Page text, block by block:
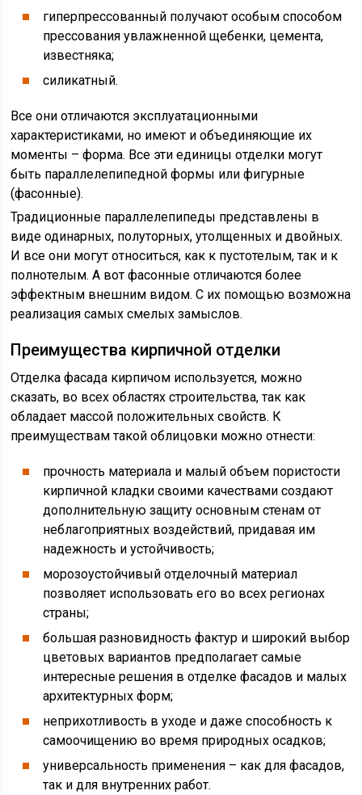
гиперпрессованный получают особым способом
прессования увлажненной щебенки, цемента,
известняка;
силикатный.
Все они отличаются эксплуатационными
характеристиками, но имеют и объединяющие их
моменты – форма. Все эти единицы отделки могут
быть параллелепипедной формы или фигурные
(фасонные).
Традиционные параллелепипеды представлены в
виде одинарных, полуторных, утолщенных и двойных.
И все они могут относиться, как к пустотелым, так и к
полнотелым. А вот фасонные отличаются более
эффектным внешним видом. С их помощью возможна
реализация самых смелых замыслов.
Преимущества кирпичной отделки
Отделка фасада кирпичом используется, можно
сказать, во всех областях строительства, так как
обладает массой положительных свойств. К
преимуществам такой облицовки можно отнести:
прочность материала и малый объем пористости
кирпичной кладки своими качествами создают
дополнительную защиту основным стенам от
неблагоприятных воздействий, придавая им
надежность и устойчивость;
морозоустойчивый отделочный материал
позволяет использовать его во всех регионах
страны;
большая разновидность фактур и широкий выбор
цветовых вариантов предполагает самые
интересные решения в отделке фасадов и малых
архитектурных форм;
неприхотливость в уходе и даже способность к
самоочищению во время природных осадков;
универсальность применения – как для фасадов,
так и для внутренних работ.